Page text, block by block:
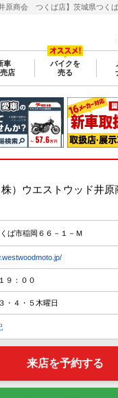
車
店
バイクを
売る
株）ウエストウッド井
市稲岡６６－１－Ｍ
９：００
・４・５木曜日
来店を予約する